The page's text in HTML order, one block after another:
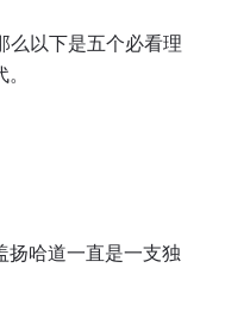
么以下是五个必看理
扬哈道一直是一支独